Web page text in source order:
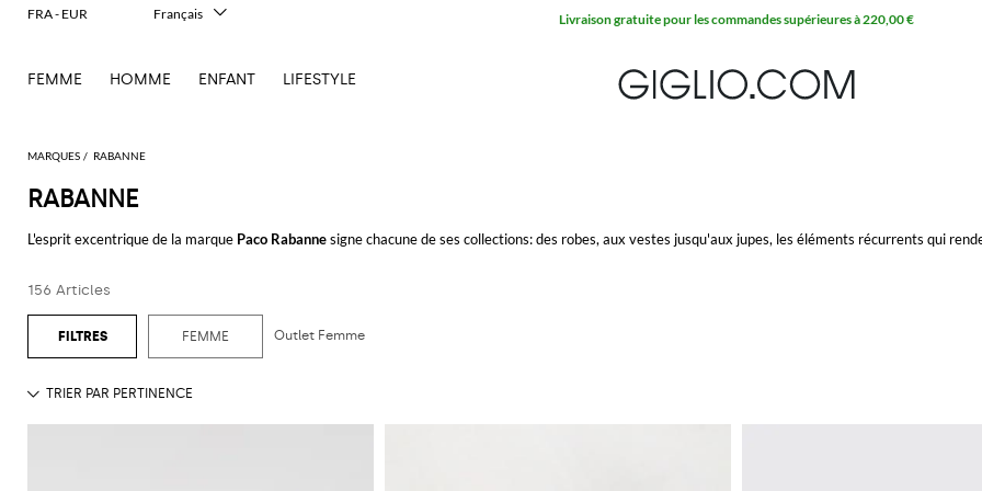
MARQUES RABANNE
RABANNE
L'esprit excentrique de la marque Paco Rabannesigne chacune de ses collections: des robes, aux vestes jusqu'aux jupes, les éléments récurrents qui
Découvrez les collections
156 Articles
FEMME Outlet Femme
FEMME HOMME ENFANT LIFESTYLE
10 % extra sur l'espace Outlet
FRA - EUR
Français
Deutsch